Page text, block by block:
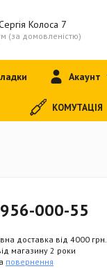
000-55
доставка від 4000 грн.
магазину 2 роки
повернення
Колоса 7
(за домовленістю)
Акаунт
КОМУТАЦІЯ